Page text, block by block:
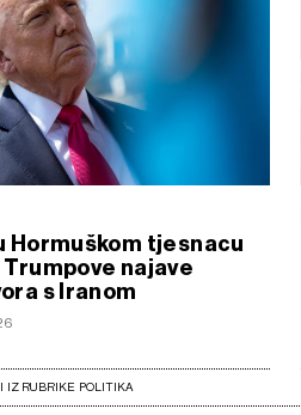
Hormuškom tjesnacu
Trumpove najave
s Iranom
IZ RUBRIKE POLITIKA